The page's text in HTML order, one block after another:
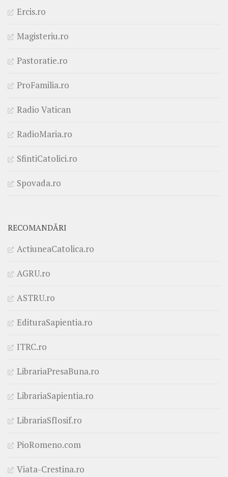
Ercis.ro
Magisteriu.ro
Pastoratie.ro
ProFamilia.ro
Radio Vatican
RadioMaria.ro
SfintiCatolici.ro
Spovada.ro
RECOMANDĂRI
ActiuneaCatolica.ro
AGRU.ro
ASTRU.ro
EdituraSapientia.ro
ITRC.ro
LibrariaPresaBuna.ro
LibrariaSapientia.ro
LibrariaSfIosif.ro
PioRomeno.com
Viata-Crestina.ro